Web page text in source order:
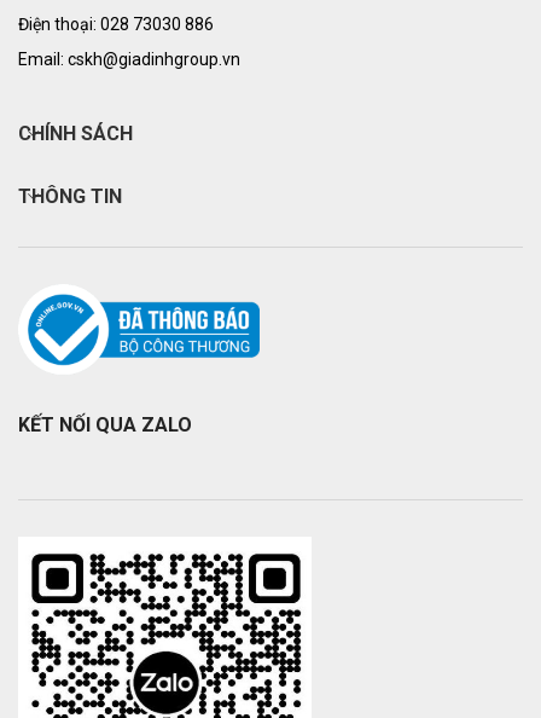
Điện thoại: 028 73030 886
Email: cskh@giadinhgroup.vn
CHÍNH SÁCH
THÔNG TIN
KẾT NỐI QUA ZALO